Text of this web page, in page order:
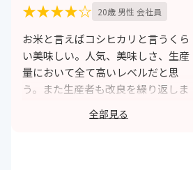
★★★★☆ 20歳 男性 会社員
お米と言えばコシヒカリと言うくら
い美味しい。人気、美味しさ、生産
量において全て高いレベルだと思
う。また生産者も改良を繰り返しま
だまだ伸び代があると思う。
そんなお米を一回でもいいので食べ
全部見る